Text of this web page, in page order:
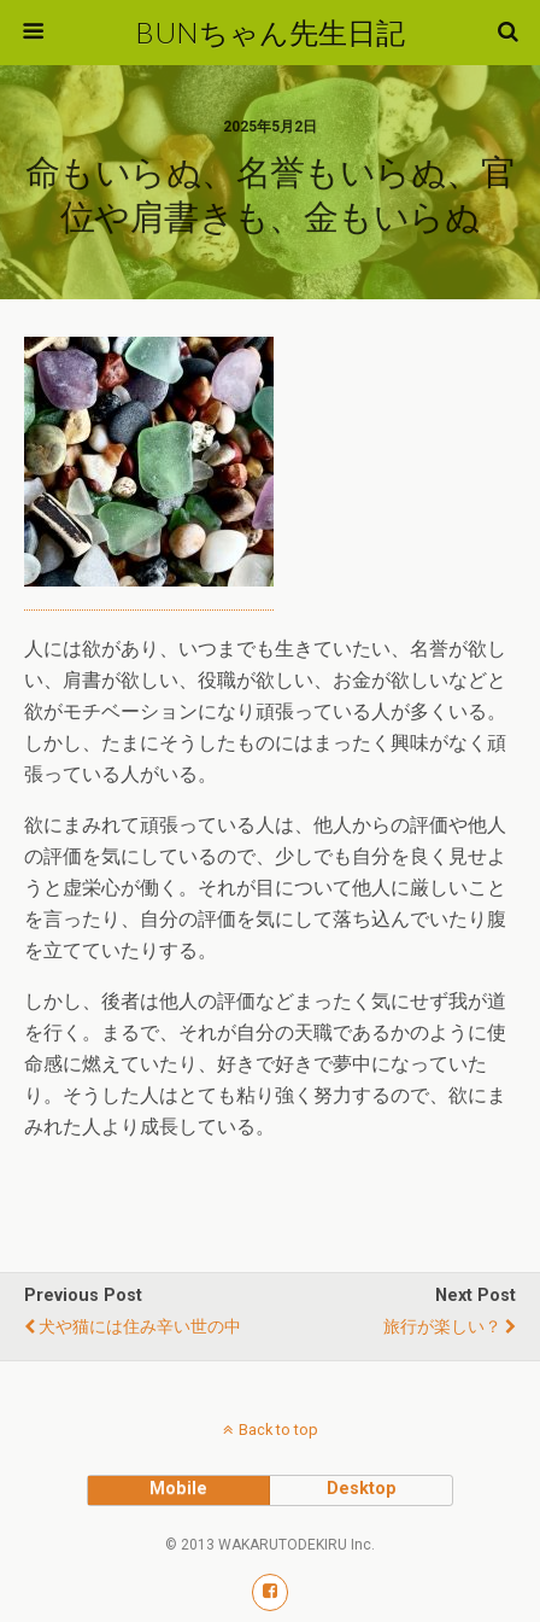
BUNちゃん先生日記
2025年5月2日
命もいらぬ、名誉もいらぬ、官
位や肩書きも、金もいらぬ
人には欲があり、いつまでも生きていたい、名誉が欲し
い、肩書が欲しい、役職が欲しい、お金が欲しいなどと
欲がモチベーションになり頑張っている人が多くいる。
しかし、たまにそうしたものにはまったく興味がなく頑
張っている人がいる。
欲にまみれて頑張っている人は、他人からの評価や他人
の評価を気にしているので、少しでも自分を良く見せよ
うと虚栄心が働く。それが目について他人に厳しいこと
を言ったり、自分の評価を気にして落ち込んでいたり腹
を立てていたりする。
しかし、後者は他人の評価などまったく気にせず我が道
を行く。まるで、それが自分の天職であるかのように使
命感に燃えていたり、好きで好きで夢中になっていた
り。そうした人はとても粘り強く努力するので、欲にま
みれた人より成長している。
Previous Post
犬や猫には住み辛い世の中
Next Post
旅行が楽しい？
Back to top
Mobile Desktop
© 2013 WAKARUTODEKIRU Inc.